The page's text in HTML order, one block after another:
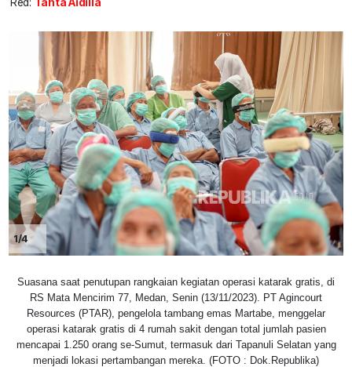
1/4
Suasana saat penutupan rangkaian kegiatan operasi katarak gratis, di
RS Mata Mencirim 77, Medan, Senin (13/11/2023). PT Agincourt
Resources (PTAR), pengelola tambang emas Martabe, menggelar
operasi katarak gratis di 4 rumah sakit dengan total jumlah pasien
mencapai 1.250 orang se-Sumut, termasuk dari Tapanuli Selatan yang
menjadi lokasi pertambangan mereka. (FOTO : Dok.Republika)